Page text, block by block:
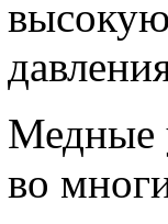
высокую
Медные
во